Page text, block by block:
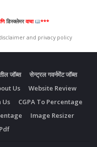
डिस्क्लेमर वाचा ***
and privacy policy
जॉब्स
सेन्ट्रल गवर्नमेंट जॉब्स
Us
Website Review
Us
CGPA To Percentage
Image Resizer